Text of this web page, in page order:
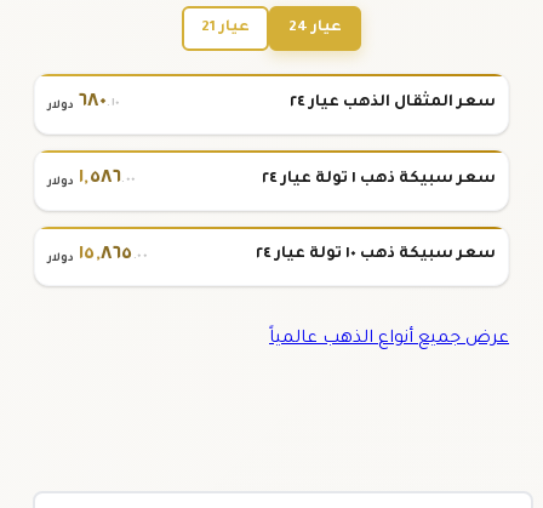
عيار 24 عيار 21
سعر المثقال الذهب عيار ٢٤ ٦٨٠.١٠ دولار
سعر سبيكة ذهب ١ تولة عيار ٢٤ ١,٥٨٦.٠٠ دولار
سعر سبيكة ذهب ١٠ تولة عيار ٢٤ ١٥,٨٦٥ .٠٠ دولار
عرض جميع أنواع الذهب عالمياً